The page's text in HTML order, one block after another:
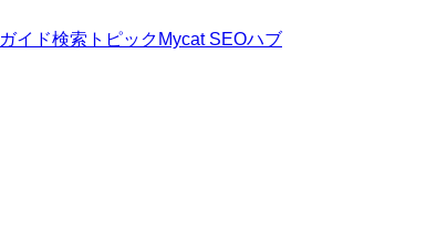
ガイド検索トピック Mycat SEOハブ